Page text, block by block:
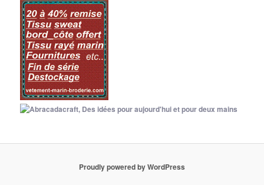
Proudly powered by WordPress